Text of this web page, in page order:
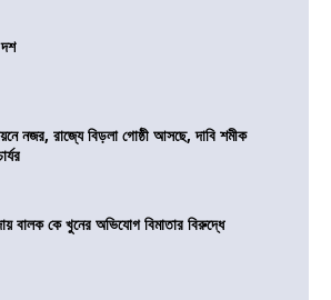
নজর, রাজ্যে বিড়লা গোষ্ঠী আসছে, দাবি শমীক
বালক কে খুনের অভিযোগ বিমাতার বিরুদ্ধে